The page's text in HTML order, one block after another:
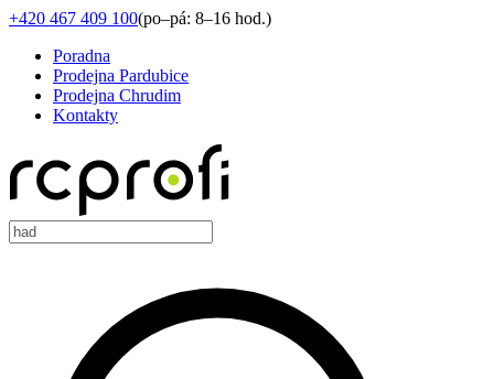
+420 467 409 100(po–pá: 8–16 hod.)
Poradna
Prodejna Pardubice
Prodejna Chrudim
Kontakty